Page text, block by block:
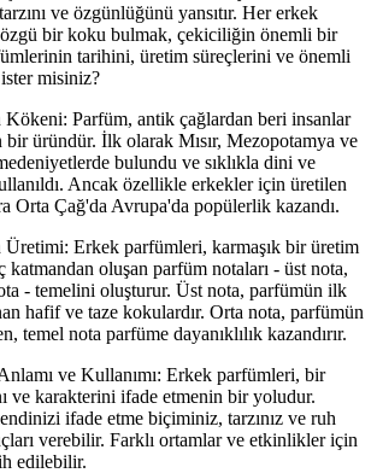
ve özgünlüğünü yansıtır. Her erkek
özgü bir koku bulmak, çekiciliğin önemli bir
tarihini, üretim süreçlerini ve önemli
misiniz?
Parfüm, antik çağlardan beri insanlar
bir üründür. İlk olarak Mısır, Mezopotamya ve
bulundu ve sıklıkla dini ve
Ancak özellikle erkekler için üretilen
Orta Çağ'da Avrupa'da popülerlik kazandı.
Erkek parfümleri, karmaşık bir üretim
katmandan oluşan parfüm notaları - üst nota,
- temelini oluşturur. Üst nota, parfümün ilk
hafif ve taze kokulardır. Orta nota, parfümün
temel nota parfüme dayanıklılık kazandırır.
ve Kullanımı: Erkek parfümleri, bir
ve karakterini ifade etmenin bir yoludur.
ifade etme biçiminiz, tarzınız ve ruh
verebilir. Farklı ortamlar ve etkinlikler için
edilebilir.